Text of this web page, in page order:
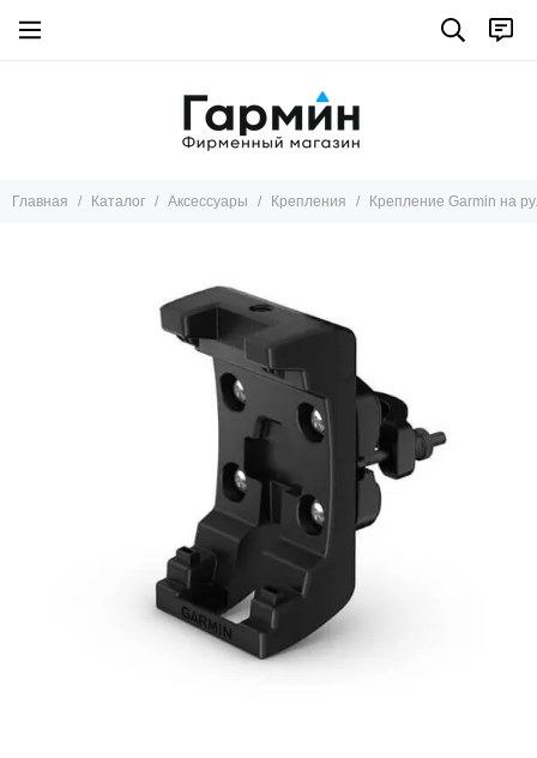
Главная Каталог Аксессуары Крепления Крепление Garmin на